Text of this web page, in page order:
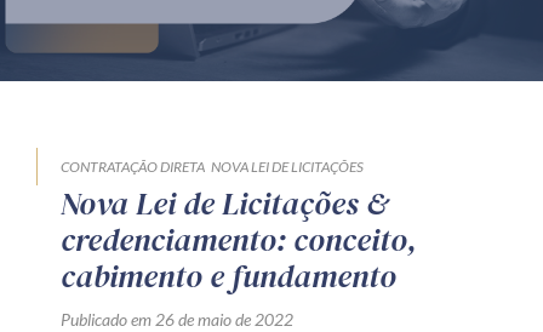
Produtos e serviços
Orientação por Escrito
Mentoria Zênite
Capacitação
CONTRATAÇÃO DIRETA NOVA LEI DE LICITAÇÕES
Nova Lei de Licitações &
credenciamento: conceito,
cabimento e fundamento
Publicado em 26 de maio de 2022